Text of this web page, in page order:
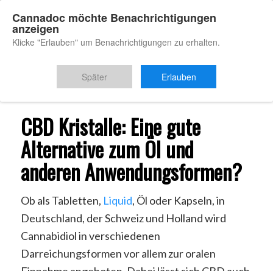
Du bist hier: Startseite / CBD Kristalle
CBD Kristalle: Eine gute
Alternative zum Öl und
anderen Anwendungsformen?
Ob als Tabletten, Liquid, Öl oder Kapseln, in
Deutschland, der Schweiz und Holland wird
Cannabidiol in verschiedenen
Darreichungsformen vor allem zur oralen
Cannadoc möchte Benachrichtigungen
anzeigen
Klicke "Erlauben" um Benachrichtigungen zu erhalten.
Später Erlauben